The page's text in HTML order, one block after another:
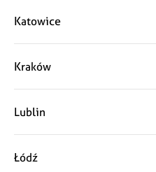
Katowice
Kraków
Lublin
Łódź